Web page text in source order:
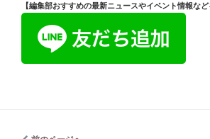
【編集部おすすめの最新ニュースやイベント情報など